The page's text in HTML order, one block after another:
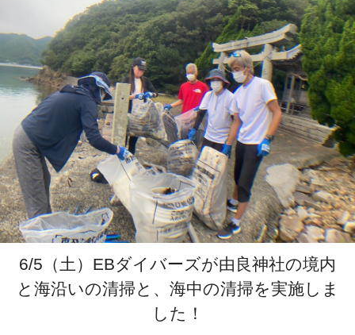
6/5（土）EBダイバーズが由良神社の境内
と海沿いの清掃と、海中の清掃を実施しま
した！